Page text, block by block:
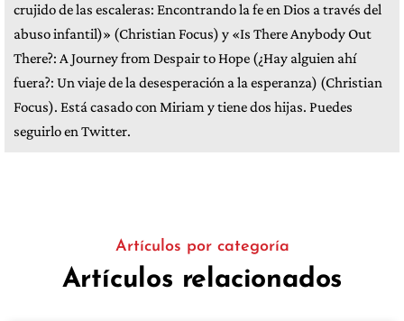
crujido de las escaleras: Encontrando la fe en Dios a través del
abuso infantil)» (Christian Focus) y «Is There Anybody Out
There?: A Journey from Despair to Hope (¿Hay alguien ahí
fuera?: Un viaje de la desesperación a la esperanza) (Christian
Focus). Está casado con Miriam y tiene dos hijas. Puedes
seguirlo en Twitter.
Artículos por categoría
Artículos relacionados